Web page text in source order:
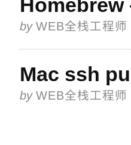
Homebrew
by WEB全栈工程师
Mac ssh
by WEB全栈工程师